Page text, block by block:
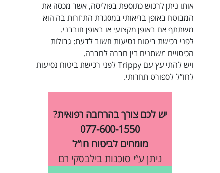
אותו ניתן לרכוש כתוספת בפוליסה, אשר מכסה את
המבוטח באופן בריאותי במסגרת התחרות בה הוא
משתתף אם באופן מקצועי או באופן חובבני.
לפני רכישת ביטוח נסיעות חשוב לדעת: גבולות
הכיסויים משתנים בין חברה לחברה.
ויש להתייעץ עם Trippy לפני רכישת
ביטוח נסיעות
לחו”ללספורט תחרותי.
יש לכם צורך בהרחבה רפואית?
077-600-1550
מומחים לביטוח חו”ל
ניתן ע”י סוכנות בילבסקי רם